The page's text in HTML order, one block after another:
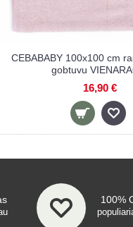
KIK rankšluostis
meškiukas
3,60 €
100%